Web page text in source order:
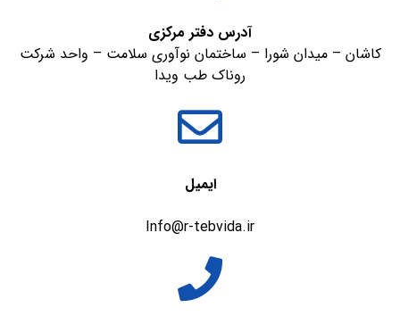
آدرس دفتر مرکزی
کاشان – میدان شورا – ساختمان نوآوری سلامت – واحد شرکت
روناک طب ویدا
ایمیل
Info@r-tebvida.ir